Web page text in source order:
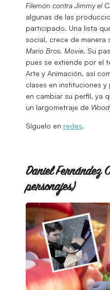
Filemón contra Jimmy el
algunas de las
participado. Una lista
social, crece de manera
Mario Bros. Movie. Su
pues se extiende por el
Arte y Animación, así
clases en instituciones
en cambiar su perfil, ya
un largometraje de
Síguelo en redes.
Daniel Fernández
personajes)